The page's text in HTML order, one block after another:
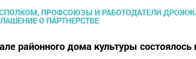
районного дома культуры состоялось